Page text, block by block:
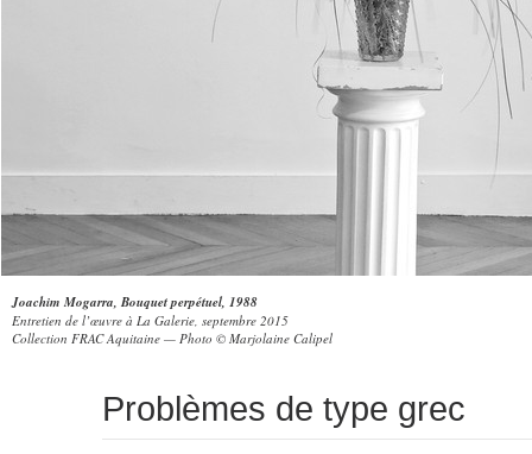
Joachim Mogarra, Bouquet perpétuel, 1988
Entretien de l’œuvre à La Galerie, septembre 2015
Collection FRAC Aquitaine — Photo © Marjolaine Calipel
Problèmes de type grec